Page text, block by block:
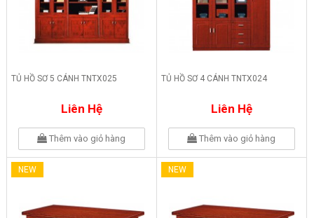
TỦ HỒ SƠ 5 CÁNH TNTX025
Liên Hệ
Thêm vào giỏ hàng
TỦ HỒ SƠ 4 CÁNH TNTX024
Liên Hệ
Thêm vào giỏ hàng
NEW NEW